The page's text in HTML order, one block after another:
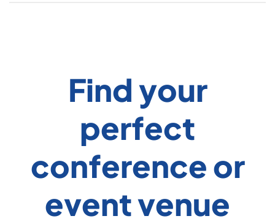
Find your
perfect
conference or
event venue